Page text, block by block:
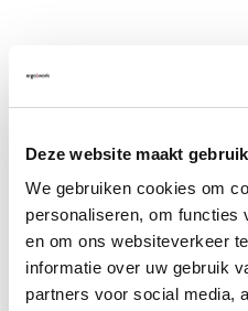
Deze website maakt
We gebruiken cookies om
personaliseren, om functies
en om ons websiteverkeer
informatie over uw gebruik
partners voor social media,